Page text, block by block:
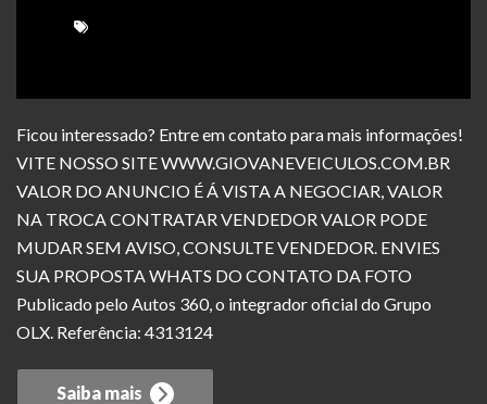
Ficou interessado? Entre em contato para mais informações!
VITE NOSSO SITE WWW.GIOVANEVEICULOS.COM.BR
VALOR DO ANUNCIO É Á VISTA A NEGOCIAR, VALOR
NA TROCA CONTRATAR VENDEDOR VALOR PODE
MUDAR SEM AVISO, CONSULTE VENDEDOR. ENVIES
SUA PROPOSTA WHATS DO CONTATO DA FOTO
Publicado pelo Autos 360, o integrador oficial do Grupo
OLX. Referência: 4313124
Saiba mais